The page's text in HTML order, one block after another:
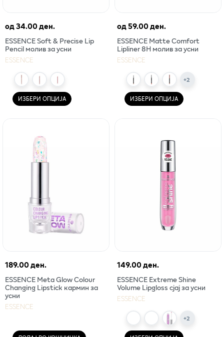
од34.00 ден.
ESSENCE Soft & Precise Lip
Pencil молив за усни
ESSENCE
ИЗБЕРИ ОПЦИЈА
од59.00 ден.
ESSENCE Matte Comfort
Lipliner 8H молив за усни
ESSENCE
+2
ИЗБЕРИ ОПЦИЈА
189.00 ден.
ESSENCE Meta Glow Colour
Changing Lipstick кармин за
усни
ESSENCE
149.00 ден.
ESSENCE Extreme Shine
Volume Lipgloss сјај за усни
ESSENCE
+2